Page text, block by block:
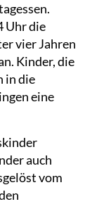
Uhr die
vier Jahren
Kinder, die
in die
eine
auch
vom